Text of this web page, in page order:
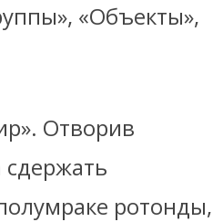
«Объекты»,
Отворив
ротонды,